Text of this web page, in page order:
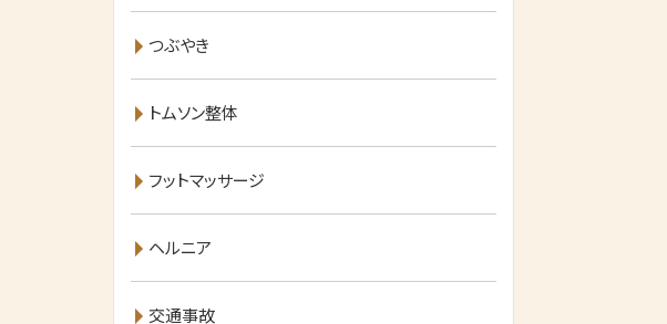
つぶやき
トムソン整体
フットマッサージ
ヘルニア
交通事故